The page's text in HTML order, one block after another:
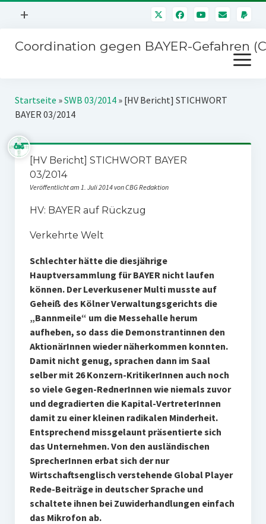
Menü
+
Mitmachen
Über uns
Kontakt
Impressum
Störfälle
Coordination gegen BAYER-Gefahren
Menü
öffnen
Kampagnen
Stichwort BAYER
Jahrestagung
Startseite »SWB 03/2014» [HV Bericht] STICHWORT
BAYER 03/2014
[HV Bericht] STICHWORT BAYER
03/2014
Veröffentlicht am 1. Juli 2014 von CBG Redaktion
HV: BAYER auf Rückzug
Verkehrte Welt
Schlechter hätte die diesjährige
Hauptversammlung für BAYER nicht laufen
können. Der Leverkusener Multi musste auf
Geheiß des Kölner Verwaltungsgerichts die
„Bannmeile“ um die Messehalle herum
aufheben, so dass die Demonstrantinnen den
AktionärInnen wieder näherkommen konnten.
Damit nicht genug, sprachen dann im Saal
selber mit 26 Konzern-KritikerInnen auch noch
so viele Gegen-RednerInnen wie niemals zuvor
und degradierten die Kapital-VertreterInnen
damit zu einer kleinen radikalen Minderheit.
Entsprechend missgelaunt präsentierte sich
das Unternehmen. Von den ausländischen
SprecherInnen erbat sich der nur
Wirtschaftsenglisch verstehende Global Player
Rede-Beiträge in deutscher Sprache und
schaltete ihnen bei Zuwiderhandlungen einfach
das Mikrofon ab.